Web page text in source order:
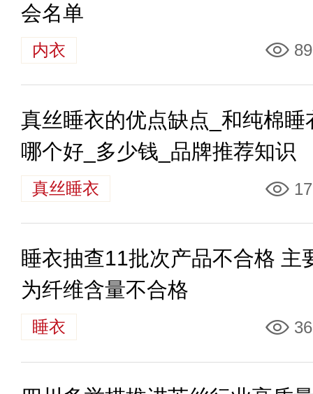
会名单
内衣
真丝睡衣的优点缺点_和纯棉睡
哪个好_多少钱_品牌推荐知识
真丝睡衣
睡衣抽查11批次产品不合格 主
为纤维含量不合格
睡衣